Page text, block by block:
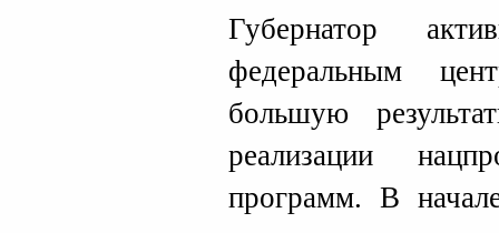
Губернатор
федеральным
большую
реализации
программ. В